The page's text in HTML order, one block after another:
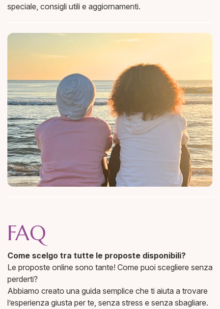
speciale, consigli utili e aggiornamenti.
FAQ
Come scelgo tra tutte le proposte disponibili?
Le proposte online sono tante! Come puoi scegliere senza
perderti?
Abbiamo creato una guida semplice che ti aiuta a trovare
l’esperienza giusta per te, senza stress e senza sbagliare.